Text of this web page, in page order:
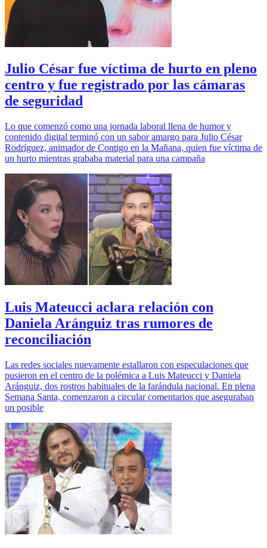
Julio César fue víctima de hurto en pleno
centro y fue registrado por las cámaras
de seguridad
Lo que comenzó como una jornada laboral llena de humor y
contenido digital terminó con un sabor amargo para Julio César
Rodríguez, animador de Contigo en la Mañana, quien fue víctima de
un hurto mientras grababa material para una campaña
Luis Mateucci aclara relación con
Daniela Aránguiz tras rumores de
reconciliación
Las redes sociales nuevamente estallaron con especulaciones que
pusieron en el centro de la polémica a Luis Mateucci y Daniela
Aránguiz, dos rostros habituales de la farándula nacional. En plena
Semana Santa, comenzaron a circular comentarios que aseguraban
un posible